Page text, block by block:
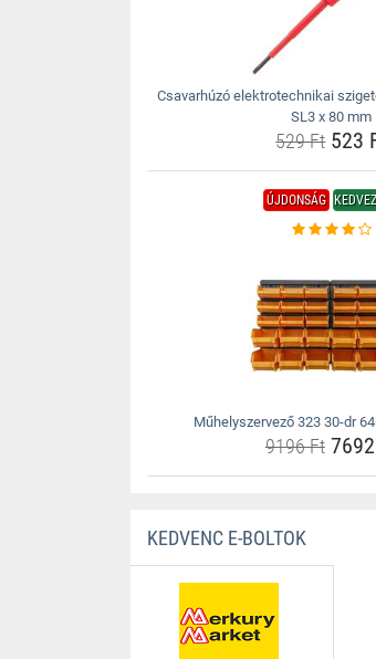
Csavarhúzó elektrotechnikai
SL3 x 80 mm
529 Ft523
ÚJDONSÁG
Műhelyszervező 323 30-dr
9196 Ft
KEDVENC E-BOLTOK